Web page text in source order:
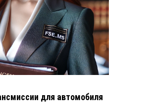
для автомобиля